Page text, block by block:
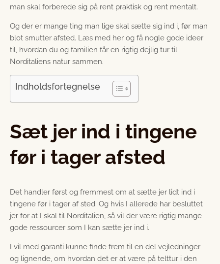
man skal forberede sig på rent praktisk og rent mentalt.
Og der er mange ting man lige skal sætte sig ind i, før man
blot smutter afsted. Læs med her og få nogle gode ideer
til, hvordan du og familien får en rigtig dejlig tur til
Norditaliens natur sammen.
Indholdsfortegnelse
Sæt jer ind i tingene
før i tager afsted
Det handler først og fremmest om at sætte jer lidt ind i
tingene før i tager af sted. Og hvis I allerede har besluttet
jer for at I skal til Norditalien, så vil der være rigtig mange
gode ressourcer som I kan sætte jer ind i.
I vil med garanti kunne finde frem til en del vejledninger
og lignende, om hvordan det er at være på telttur i den